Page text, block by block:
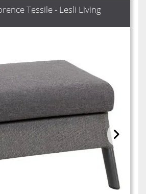
Tessile - Lesli Living